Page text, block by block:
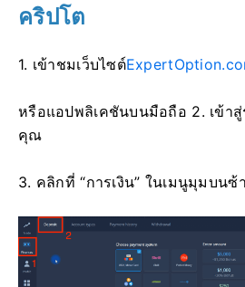
คริปโต
1. เข้าชมเว็บไซต์
หรือแอปพลิเคชันบนมือถือ 2. เข้า
คุณ
3. คลิกที่ “การเงิน” ในเมนูมุมบนซ้